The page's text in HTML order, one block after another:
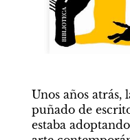
Unos años atrás,
puñado de
estaba